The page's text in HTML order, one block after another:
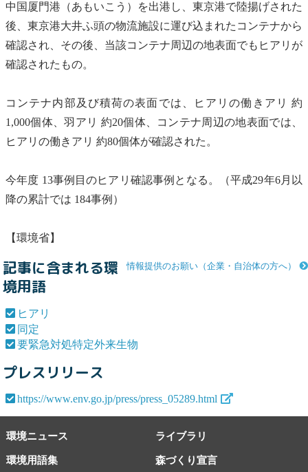
中国厦門港（あもいこう）を出港し、東京港で陸揚げされた
後、東京港大井ふ頭の物流施設に運び込まれたコンテナから
確認され、その後、当該コンテナ周辺の地表面でも ヒアリ が
確認されたもの。
コンテナ内部及び積荷の表面では、 ヒアリの働きアリ 約
1,000個体、羽アリ 約20個体、コンテナ周辺の地表面では、
ヒアリ の働きアリ 約80個体が確認された。
今年度 13事例目のヒアリ 確認事例となる。（平成29年6月以
降の累計では 184事例）
【環境省】
情報提供のお願い（企業・自治体の方へ）
記事に含まれる環
境用語
ヒアリ
同定
要緊急対処特定外来生物
プレスリリース
https://www.env.go.jp/press/press_05289.html
環境ニュース ライブラリ
環境用語集 森づくり宣言